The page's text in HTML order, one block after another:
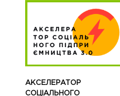
АКСЕЛЕРАТОР
СОЦІАЛЬНОГО